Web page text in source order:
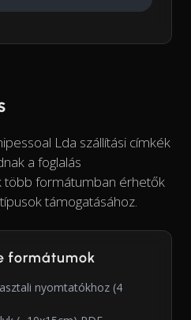
Lda szállítási címkék
a foglalás
több formátumban érhetők
támogatásához.
formátumok
nyomtatókhoz (4